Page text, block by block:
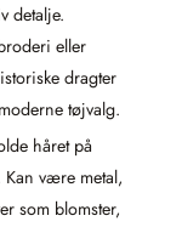
detalje.
eller
dragter
tøjvalg.
håret på
være metal,
som blomster,